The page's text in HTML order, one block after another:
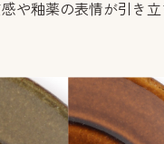
や釉薬の表情が引き立